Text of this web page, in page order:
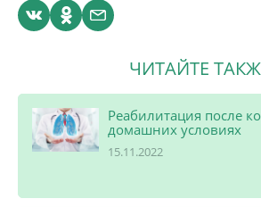
ЧИТАЙТЕ
Реабилитация после
домашних условиях
15.11.2022